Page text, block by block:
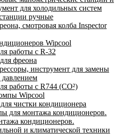
для холодильных систем
ручные
смотровая колба Inspector
Wipcool
работы с R-32
фреона
инструмент для замены
работы с R744 (CO²)
Wipcool
чистки кондиционера
для монтажа кондиционеров.
кондиционеров.
и климатической техники